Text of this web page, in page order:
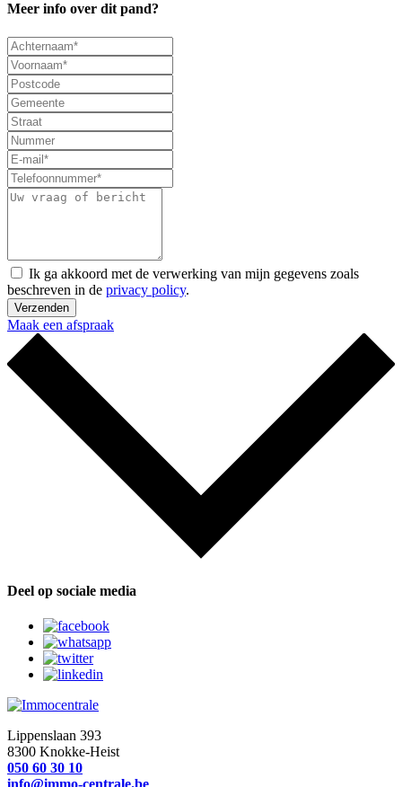
Meer info over dit pand?
Ik ga akkoord met de verwerking van mijn gegevens zoals
beschreven in de privacy policy.
Verzenden
Maak een afspraak
Deel op sociale media
Lippenslaan 393
8300 Knokke-Heist
050 60 30 10
info@immo-centrale.be